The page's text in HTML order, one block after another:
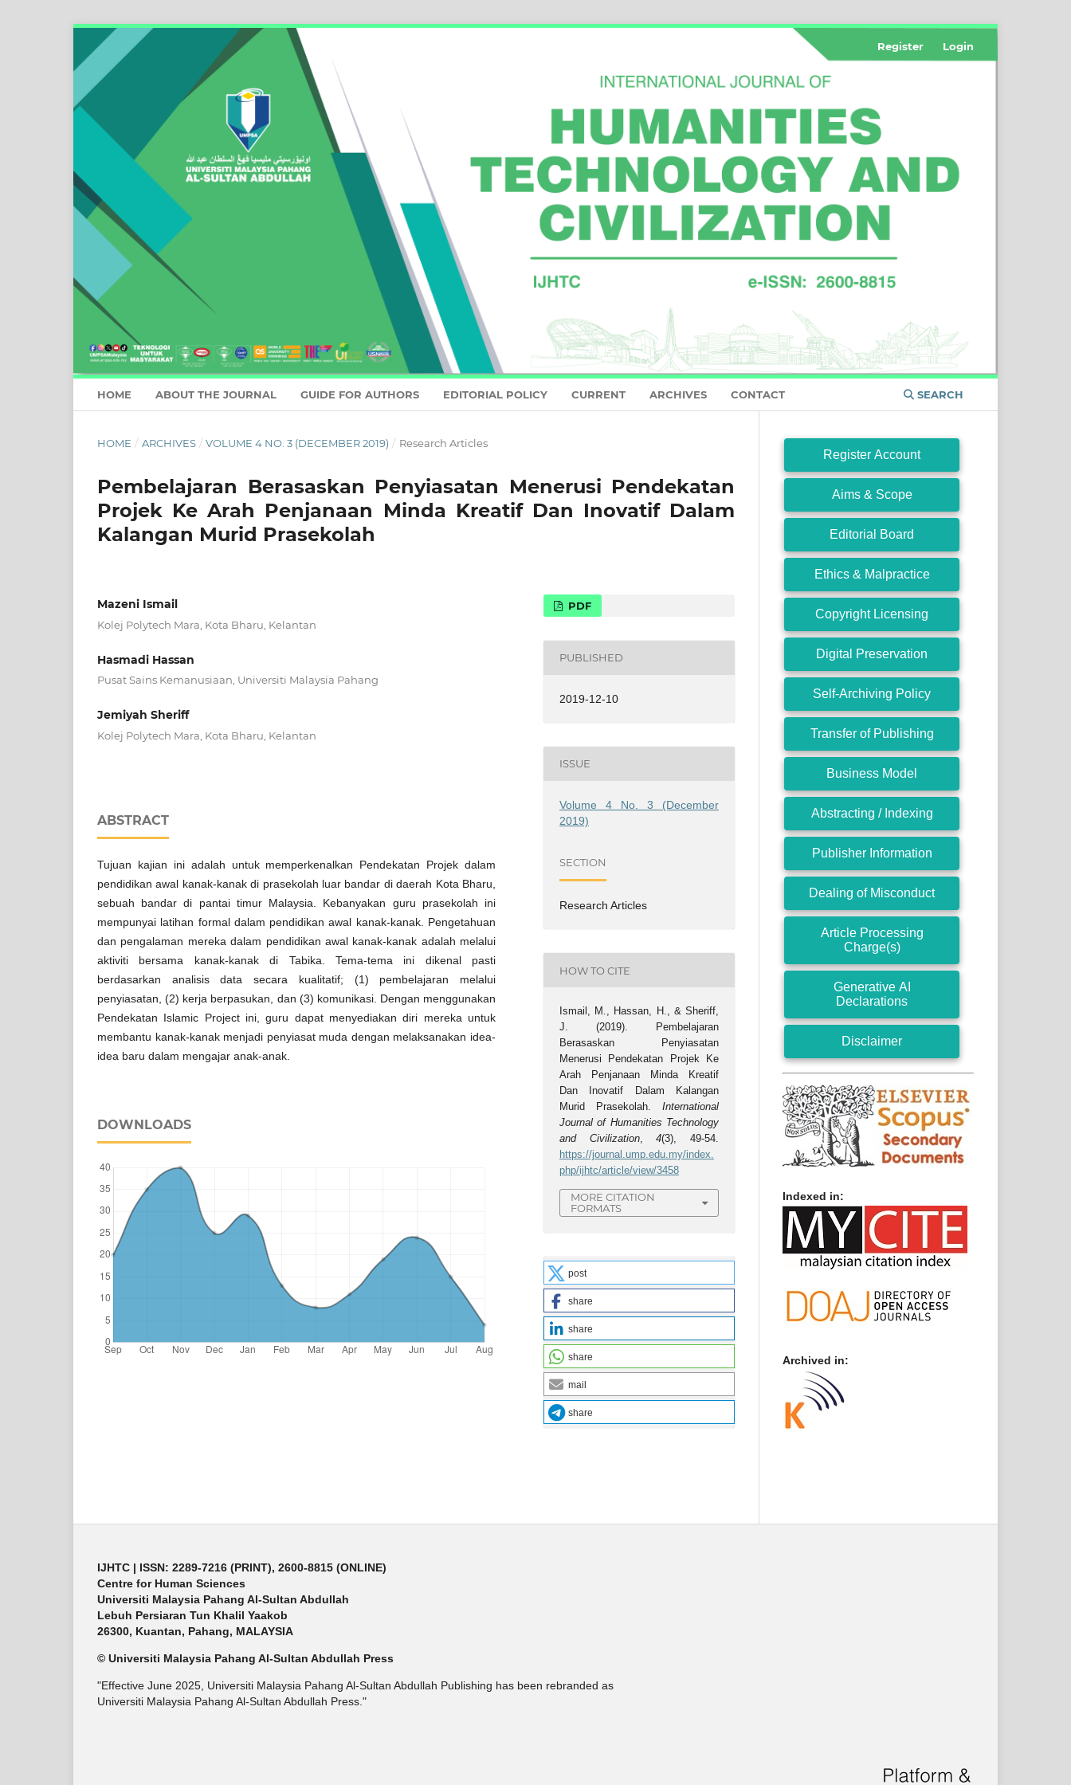
HOME ABOUT THE JOURNAL GUIDE FOR AUTHORS EDITORIAL POLICY CURRENT ARCHIVES CONTACT SEARCH
Register Login
HOME / ARCHIVES / VOLUME 4 NO. 3 (DECEMBER 2019) / Research Articles
Pembelajaran Berasaskan Penyiasatan Menerusi Pendekatan
Projek Ke Arah Penjanaan Minda Kreatif Dan Inovatif Dalam
Kalangan Murid Prasekolah
Mazeni Ismail
Kolej Polytech Mara, Kota Bharu, Kelantan
Hasmadi Hassan
Pusat Sains Kemanusiaan, Universiti Malaysia Pahang
Jemiyah Sheriff
Kolej Polytech Mara, Kota Bharu, Kelantan
ABSTRACT
Tujuan kajian ini adalah untuk memperkenalkan Pendekatan Projek dalam
pendidikan awal kanak-kanak di prasekolah luar bandar di daerah Kota Bharu,
sebuah bandar di pantai timur Malaysia. Kebanyakan guru prasekolah ini
mempunyai latihan formal dalam pendidikan awal kanak-kanak. Pengetahuan
dan pengalaman mereka dalam pendidikan awal kanak-kanak adalah melalui
aktiviti bersama kanak-kanak di Tabika. Tema-tema ini dikenal pasti
berdasarkan analisis data secara kualitatif; (1) pembelajaran melalui
penyiasatan, (2) kerja berpasukan, dan (3) komunikasi. Dengan menggunakan
Pendekatan Islamic Project ini, guru dapat menyediakan diri mereka untuk
membantu kanak-kanak menjadi penyiasat muda dengan melaksanakan idea-
idea baru dalam mengajar anak-anak.
DOWNLOADS
PDF
PUBLISHED
2019-12-10
ISSUE
Volume 4 No. 3 (December
2019)
SECTION
Research Articles
HOW TO CITE
Ismail, M., Hassan, H., & Sheriff,
J. (2019). Pembelajaran
Berasaskan Penyiasatan
Menerusi Pendekatan Projek Ke
Arah Penjanaan Minda Kreatif
Dan Inovatif Dalam Kalangan
Murid Prasekolah. International
Journal of Humanities Technology
and Civilization,4(3), 49-54.
https://journal.ump.edu.my/index.
php/ijhtc/article/view/3458
MORE CITATION
FORMATS
post
share
share
share
mail
share
Register Account
Aims & Scope
Editorial Board
Ethics & Malpractice
Copyright Licensing
Digital Preservation
Self-Archiving Policy
Transfer of Publishing
Business Model
Abstracting / Indexing
Publisher Information
Dealing of Misconduct
Article Processing
Charge(s)
Generative AI
Declarations
Disclaimer
Indexed in:
Archived in:
IJHTC | ISSN: 2289-7216 (PRINT), 2600-8815 (ONLINE)
Centre for Human Sciences
Universiti Malaysia Pahang Al-Sultan Abdullah
Lebuh Persiaran Tun Khalil Yaakob
26300, Kuantan, Pahang, MALAYSIA
© Universiti Malaysia Pahang Al-Sultan Abdullah Press
"Effective June 2025, Universiti Malaysia Pahang Al-Sultan Abdullah Publishing has been rebranded as
Universiti Malaysia Pahang Al-Sultan Abdullah Press."